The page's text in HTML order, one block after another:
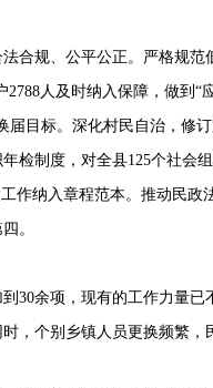
合规、公平公正。严格规范
2788人及时纳入保障，做到 “
届目标。深化村民自治，修
检制度，对全县125个社会
作纳入章程范本。推动民政
。
30余项，现有的工作力量已
，个别乡镇人员更换频繁，